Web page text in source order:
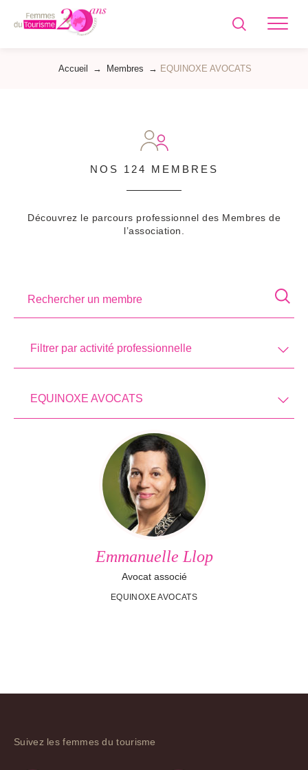
Accueil → Membres → EQUINOXE AVOCATS
NOS 124 MEMBRES
Découvrez le parcours professionnel des Membres de
l’association.
Rechercher un membre
Filtrer par activité professionnelle
EQUINOXE AVOCATS
Emmanuelle Llop
Avocat associé
EQUINOXE AVOCATS
Suivez les femmes du tourisme